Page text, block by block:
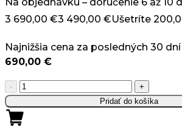
3 690,00 €3 490,00 €Ušetríte
Najnižšia cena za posledných 30
690,00 €
-
množstvo
360
+
Pridať do košíka